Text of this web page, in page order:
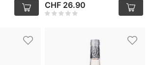
CHF 26.90